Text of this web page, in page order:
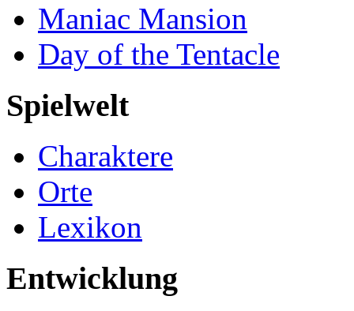
Maniac Mansion
Day of the Tentacle
Spielwelt
Charaktere
Orte
Lexikon
Entwicklung